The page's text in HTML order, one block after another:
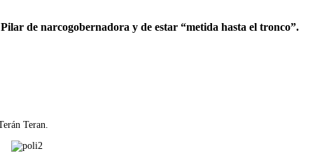
de narcogobernadora y de estar “metida hasta el tronco”.
Teran.